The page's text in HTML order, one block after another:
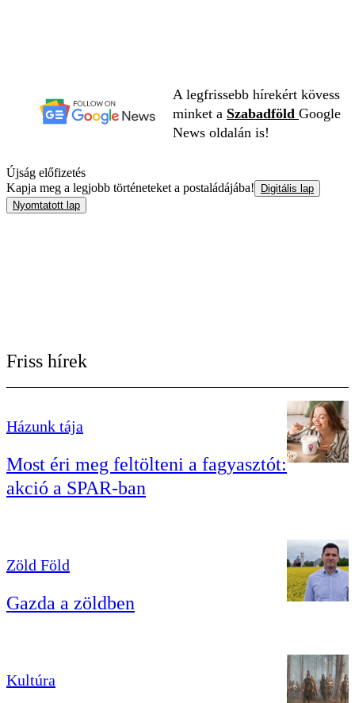
A legfrissebb hírekért kövess
minket a Szabadföld Google
News oldalán is!
Újság előfizetés
Kapja meg a legjobb történeteket a postaládájába!
Digitális lap
Nyomtatott lap
Friss hírek
Házunk tája
Most éri meg feltölteni a fagyasztót:
akció a SPAR-ban
Zöld Föld
Gazda a zöldben
Kultúra